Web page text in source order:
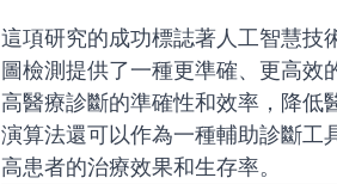
這項研究的成功標誌著人工智慧技
圖檢測提供了一種更準確、更高
高醫療診斷的準確性和效率，降低
演算法還可以作為一種輔助診斷工
高患者的治療效果和生存率。